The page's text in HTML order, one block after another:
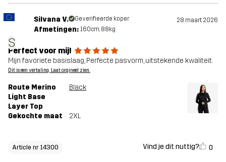
S
Silvana V. Geverifieerde koper 28 maart 2026
Afmetingen: 160cm, 88kg
Perfect voor mij!
Mijn favoriete basislaag, Perfecte pasvorm, uitstekende kwaliteit.
Dit is een vertaling. Laat orgineel zien.
Route Merino
Light Base
Layer Top
Black
Gekochte maat 2XL
Article nr 14300 Vind je dit nuttig? 0